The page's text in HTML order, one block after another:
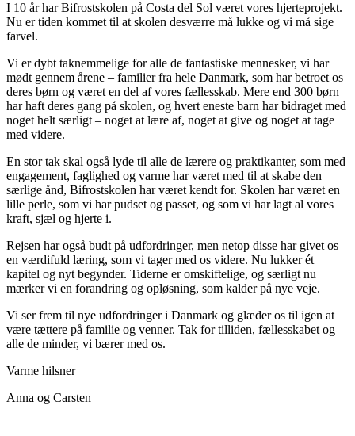
I 10 år har Bifrostskolen på Costa del Sol været vores hjerteprojekt.
Nu er tiden kommet til at skolen desværre må lukke og vi må sige
farvel.
Vi er dybt taknemmelige for alle de fantastiske mennesker, vi har
mødt gennem årene – familier fra hele Danmark, som har betroet os
deres børn og været en del af vores fællesskab. Mere end 300 børn
har haft deres gang på skolen, og hvert eneste barn har bidraget med
noget helt særligt – noget at lære af, noget at give og noget at tage
med videre.
En stor tak skal også lyde til alle de lærere og praktikanter, som med
engagement, faglighed og varme har været med til at skabe den
særlige ånd, Bifrostskolen har været kendt for. Skolen har været en
lille perle, som vi har pudset og passet, og som vi har lagt al vores
kraft, sjæl og hjerte i.
Rejsen har også budt på udfordringer, men netop disse har givet os
en værdifuld læring, som vi tager med os videre. Nu lukker ét
kapitel og nyt begynder. Tiderne er omskiftelige, og særligt nu
mærker vi en forandring og opløsning, som kalder på nye veje.
Vi ser frem til nye udfordringer i Danmark og glæder os til igen at
være tættere på familie og venner. Tak for tilliden, fællesskabet og
alle de minder, vi bærer med os.
Varme hilsner
Anna og Carsten